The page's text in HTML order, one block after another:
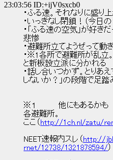
23:03:56 ID:+ijV0sxcb0
・ふる速。それなりに盛り
・いっきなし閉鎖！（今日
・「ふる速の空気」が好き
悲惨
・避難所立てようぜって動
・※1各所で避難所が乱立
と新板設立派に分かれる
・話し合いつかず。とりあ
しないか？」の段階で足踏
※１ 他にもあるかも
各避難所。
ここ（ http://1ch.nl/zatu/
NEET速報内スレ（ http://
rnet/12738/1321878594/）